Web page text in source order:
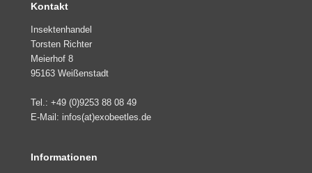
Kontakt
Insektenhandel
Torsten Richter
Meierhof 8
95163 Weißenstadt
Tel.: +49 (0)9253 88 08 49
E-Mail: infos(at)exobeetles.de
Informationen